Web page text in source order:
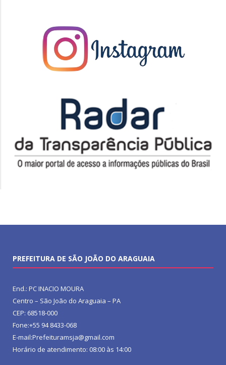
PREFEITURA DE SÃO JOÃO DO ARAGUAIA
End.: PC INACIO MOURA
Centro – São João do Araguaia – PA
CEP: 68518-000
Fone:+55 94 8433-068
E-mail:Prefeituramsja@gmail.com
Horário de atendimento: 08:00 às 14:00